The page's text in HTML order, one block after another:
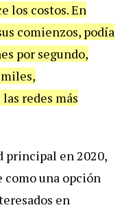
los costos. En
comienzos, podía
por segundo,
redes más
principal en 2020,
como una opción
en